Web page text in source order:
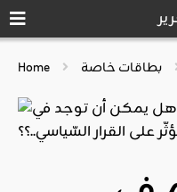
Home بطاقات خاصة